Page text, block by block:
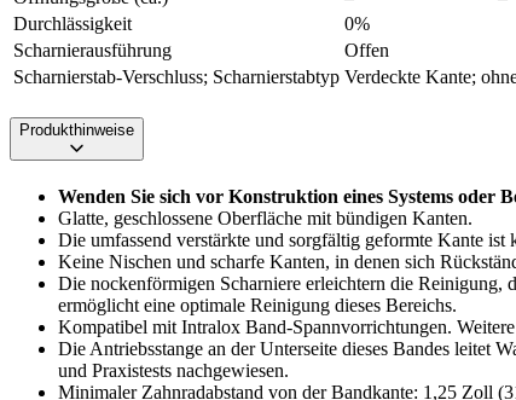
Durchlässigkeit
0%
Scharnierausführung
Offen
Scharnierstab-Verschluss; Scharnierstabtyp Verdeckte Kante;
Produkthinweise
Wenden Sie sich vor Konstruktion eines Systems oder
Glatte, geschlossene Oberfläche mit bündigen Kanten.
Die umfassend verstärkte und sorgfältig geformte Kante
Keine Nischen und scharfe Kanten, in denen sich
Die nockenförmigen Scharniere erleichtern die Reinigung,
ermöglicht eine optimale Reinigung dieses Bereichs.
Kompatibel mit Intralox Band-Spannvorrichtungen.
Die Antriebsstange an der Unterseite dieses Bandes leitet
und Praxistests nachgewiesen.
Minimaler Zahnradabstand von der Bandkante: 1,25 Zoll